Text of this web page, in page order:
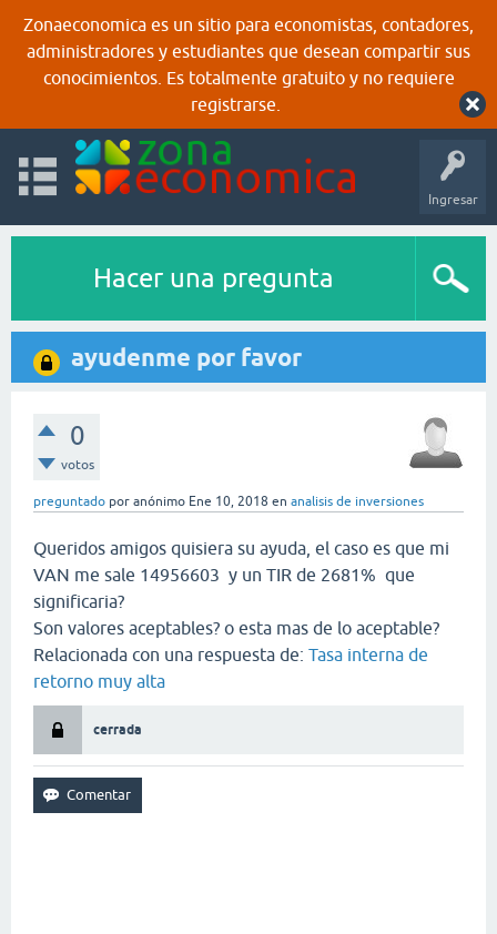
Zonaeconomica es un sitio para economistas, contadores,
administradores y estudiantes que desean compartir sus
conocimientos. Es totalmente gratuito y no requiere
registrarse.
Ingresar
Hacer una pregunta
ayudenme por favor
0
votos
preguntado por anónimo Ene 10, 2018 en analisis de inversiones
Queridos amigos quisiera su ayuda, el caso es que mi
VAN me sale 14956603 y un TIR de 2681% que
significaria?
Son valores aceptables? o esta mas de lo aceptable?
Relacionada con una respuesta de: Tasa interna de
retorno muy alta
cerrada